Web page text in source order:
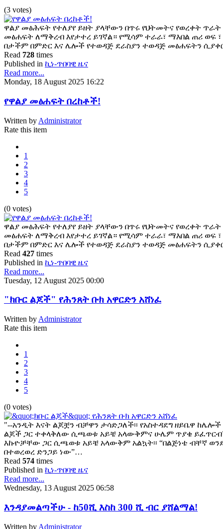
(3 votes)
ዋልያ መፅሕፍት የተለያየ ይዘት ያላቸውን በጥሩ የህትመትና የወረቀት
መፅሐፍት ለማቅረብ እየታተረ ይገኛል። የሚሳም ተራራ፣ ማእበል ጠሪ ወፍ ፣
በታችም በምድር እና ሌሎች የተወዳጅ ደራስያን ተወዳጅ መፅሐፍትን
Read 728 times
Published in ኪነ-ጥበባዊ ዜና
Read more...
Monday, 18 August 2025 16:22
የዋልያ መፅሐፍት በረከቶች!
Written by Administrator
Rate this item
1
2
3
4
5
(0 votes)
ዋልያ መፅሕፍት የተለያየ ይዘት ያላቸውን በጥሩ የህትመትና የወረቀት
መፅሐፍት ለማቅረብ እየታተረ ይገኛል። የሚሳም ተራራ፣ ማእበል ጠሪ ወፍ ፣
በታችም በምድር እና ሌሎች የተወዳጅ ደራስያን ተወዳጅ መፅሐፍትን
Read 427 times
Published in ኪነ-ጥበባዊ ዜና
Read more...
Tuesday, 12 August 2025 00:00
"ክቡር ልጆች" የሕንጸት ቡክ አዋርድን አሸነፈ
Written by Administrator
Rate this item
1
2
3
4
5
(0 votes)
"--አንዲት እናት ልጆቿን ብቻዋን ታሳድጋለች፡፡ የአስተዳደግ ዘይቤዋ ከሌሎች
ልጆች ጋር ተቀላቅለው ሲጫወቱ አይቼ አላውቅምና ሁሌም ጥያቄ ይፈጥርብኝ
እኩዮቻቸው ጋር ሲጫወቱ አይቼ አላውቅም አልኳት፡፡ “በልጅነቴ ብቸኛ
በተወረወረ ድንጋይ ነው”…
Read 574 times
Published in ኪነ-ጥበባዊ ዜና
Read more...
Wednesday, 13 August 2025 06:58
እንዳያመልጣችሁ - ከ50ሺ እስከ 300 ሺ ብር ያሸልማል!
Written by Administrator